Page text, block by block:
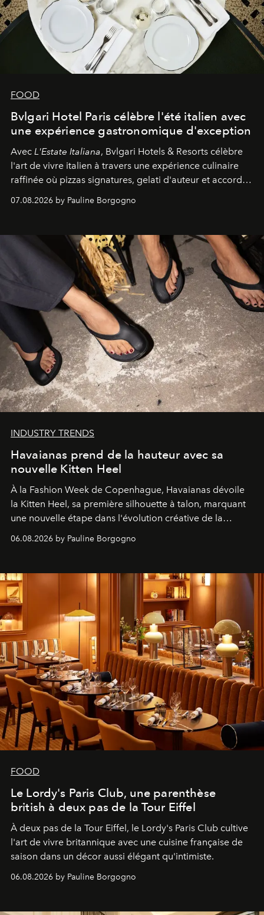
FOOD
Bvlgari Hotel Paris célèbre l'été italien avec
une expérience gastronomique d'exception
Avec L'Estate Italiana, Bvlgari Hotels & Resorts célèbre
l'art de vivre italien à travers une expérience culinaire
raffinée où pizzas signatures, gelati d'auteur et accords
07.08.2026 by Pauline Borgogno
INDUSTRY TRENDS
Havaianas prend de la hauteur avec sa
nouvelle Kitten Heel
À la Fashion Week de Copenhague, Havaianas dévoile
la Kitten Heel, sa première silhouette à talon, marquant
une nouvelle étape dans l'évolution créative de la
06.08.2026 by Pauline Borgogno
FOOD
Le Lordy's Paris Club, une parenthèse
british à deux pas de la Tour Eiffel
À deux pas de la Tour Eiffel, le Lordy's Paris Club cultive
l'art de vivre britannique avec une cuisine française de
saison dans un décor aussi élégant qu'intimiste.
06.08.2026 by Pauline Borgogno